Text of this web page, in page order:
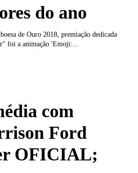
do ano
de Ouro 2018, premiação dedicada
foi a animação 'Emoji:...
com
Ford
OFICIAL;